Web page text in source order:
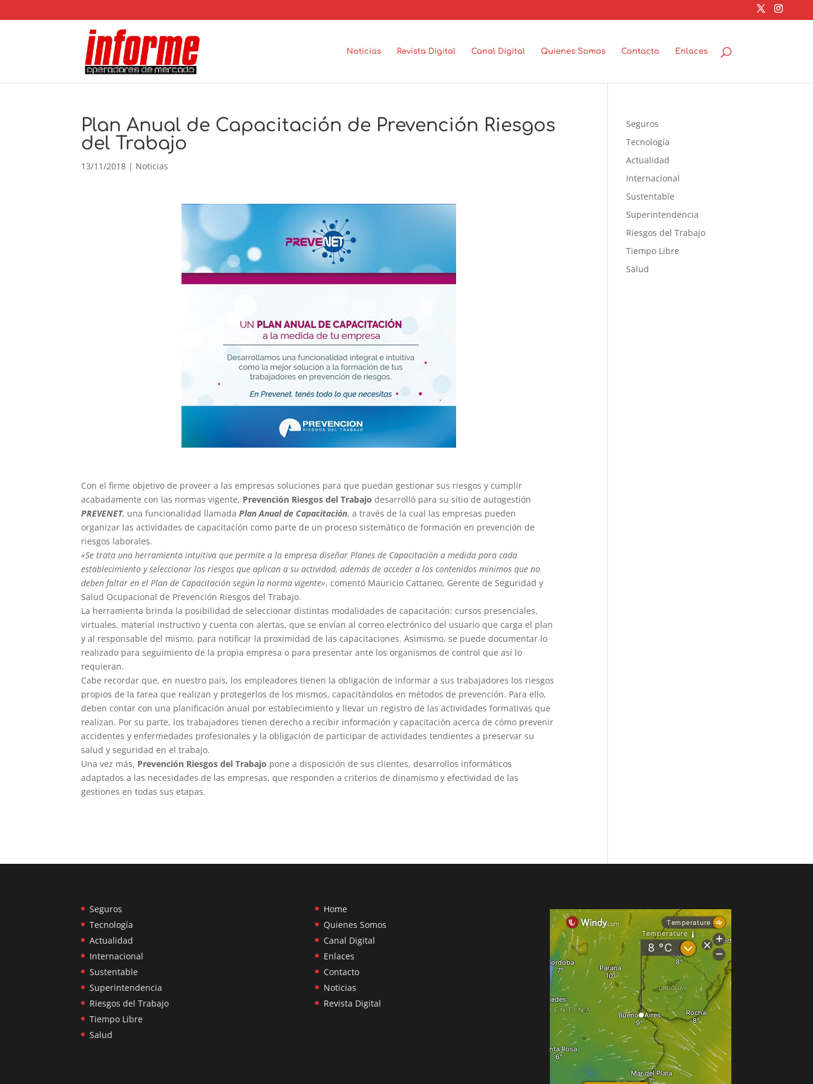
Noticias Revista Digital Canal Digital Quienes Somos Contacto Enlaces
Plan Anual de Capacitación de Prevención Riesgos
del Trabajo
13/11/2018 | Noticias
Con el firme objetivo de proveer a las empresas soluciones para que puedan gestionar sus riesgos y cumplir
acabadamente con las normas vigente, Prevención Riesgos del Trabajo desarrolló para su sitio de autogestión
PREVENET, una funcionalidad llamadaPlan Anual de Capacitación, a través de la cual las empresas pueden
organizar las actividades de capacitación como parte de un proceso sistemático de formación en prevención de
riesgos laborales.
«Se trata una herramienta intuitiva que permite a la empresa diseñar Planes de Capacitación a medida para cada
establecimiento y seleccionar los riesgos que aplican a su actividad, además de acceder a los contenidos mínimos que no
deben faltar en el Plan de Capacitación según la norma vigente», comentó Mauricio Cattaneo, Gerente de Seguridad y
Salud Ocupacional de Prevención Riesgos del Trabajo.
La herramienta brinda la posibilidad de seleccionar distintas modalidades de capacitación: cursos presenciales,
virtuales, material instructivo y cuenta con alertas, que se envían al correo electrónico del usuario que carga el plan
y al responsable del mismo, para notificar la proximidad de las capacitaciones. Asimismo, se puede documentar lo
realizado para seguimiento de la propia empresa o para presentar ante los organismos de control que así lo
requieran.
Cabe recordar que, en nuestro país, los empleadores tienen la obligación de informar a sus trabajadores los riesgos
propios de la tarea que realizan y protegerlos de los mismos, capacitándolos en métodos de prevención. Para ello,
deben contar con una planificación anual por establecimiento y llevar un registro de las actividades formativas que
realizan. Por su parte, los trabajadores tienen derecho a recibir información y capacitación acerca de cómo prevenir
accidentes y enfermedades profesionales y la obligación de participar de actividades tendientes a preservar su
salud y seguridad en el trabajo.
Una vez más, Prevención Riesgos del Trabajo pone a disposición de sus clientes, desarrollos informáticos
adaptados a las necesidades de las empresas, que responden a criterios de dinamismo y efectividad de las
gestiones en todas sus etapas.
Seguros
Tecnología
Actualidad
Internacional
Sustentable
Superintendencia
Riesgos del Trabajo
Tiempo Libre
Salud
Seguros
Tecnología
Actualidad
Internacional
Sustentable
Superintendencia
Riesgos del Trabajo
Tiempo Libre
Salud
Home
Quienes Somos
Canal Digital
Enlaces
Contacto
Noticias
Revista Digital